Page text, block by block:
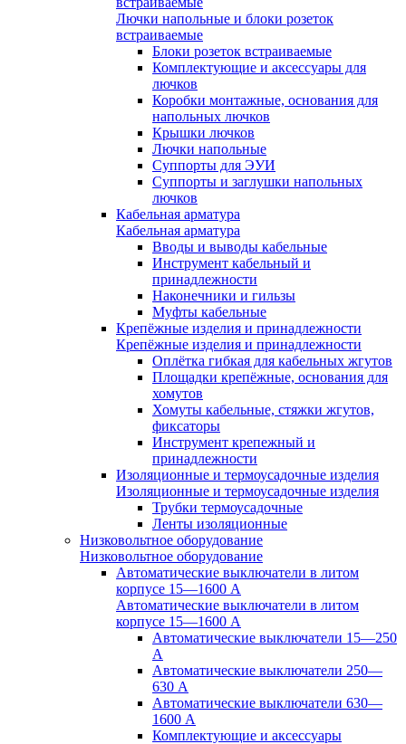
Лючки напольные и блоки розеток
встраиваемые
Блоки розеток встраиваемые
Комплектующие и аксессуары для
лючков
Коробки монтажные, основания для
напольных лючков
Крышки лючков
Лючки напольные
Суппорты для ЭУИ
Суппорты и заглушки напольных
лючков
Кабельная арматура
Кабельная арматура
Вводы и выводы кабельные
Инструмент кабельный и
принадлежности
Наконечники и гильзы
Муфты кабельные
Крепёжные изделия и принадлежности
Крепёжные изделия и принадлежности
Оплётка гибкая для кабельных жгутов
Площадки крепёжные, основания для
хомутов
Хомуты кабельные, стяжки жгутов,
фиксаторы
Инструмент крепежный и
принадлежности
Изоляционные и термоусадочные изделия
Изоляционные и термоусадочные изделия
Трубки термоусадочные
Ленты изоляционные
Низковольтное оборудование
Низковольтное оборудование
Автоматические выключатели в литом
корпусе 15—1600 А
Автоматические выключатели в литом
корпусе 15—1600 А
Автоматические выключатели 15—250
А
Автоматические выключатели 250—
630 А
Автоматические выключатели 630—
1600 А
Комплектующие и аксессуары